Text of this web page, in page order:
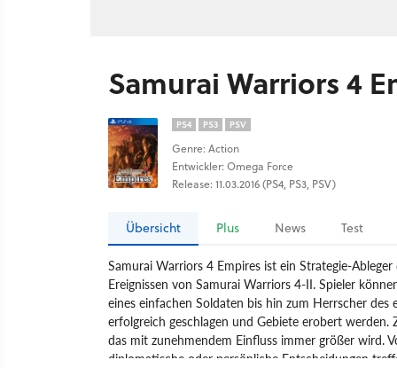
Samurai Warriors 4
PS4 PS3 PSV
Genre: Action
Entwickler: Omega Force
Release: 11.03.2016 (PS4, PS3, PSV)
Übersicht Plus News Test
Samurai Warriors 4 Empires ist ein Strategie-
Ereignissen von Samurai Warriors 4-II. Spieler
eines einfachen Soldaten bis hin zum Herrscher
erfolgreich geschlagen und Gebiete erobert
das mit zunehmendem Einfluss immer größer wird.
diplomatische oder persönliche Entscheidungen